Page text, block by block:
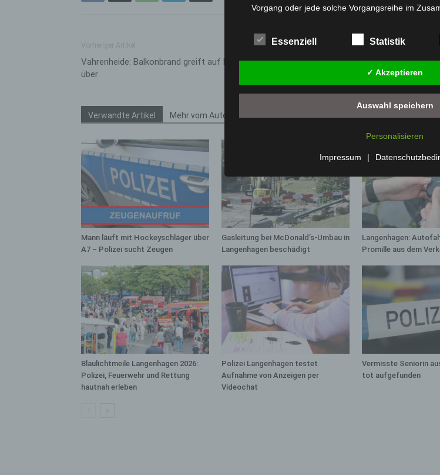
Vahrenheide: Balkonbrand greift auf Dachstuhl
über
Amtliche Verkündung in
dem 1.
Verwandte Artikel Mehr vom Autor
Mann läuft mit Hockeyschläger über
A7 – Polizei sucht Zeugen
Gasleitung bei McDonald’s-Umbau in
Langenhagen beschädigt
Langenhagen:
Promille aus dem
Blaulichtmeile Langenhagen 2026:
Polizei, Feuerwehr und Rettung
hautnah erleben
Polizei Langenhagen testet
Aufnahme von Anzeigen per
Videochat
Vermisste Seniorin
tot aufgefunden
Vorgang oder jede solche Vorgangsreihe im
das Ordnen, die Speicherung, die Anpassung
das Abfragen, die Verwendung, die Offenlegung
oder eine andere Form der Bereitstellung, den
die Einschränkung, das Löschen oder die
d) Einschränkung der
Einschränkung der Verarbeitung ist die
Profiling ist jede Art der automatisierten
Daten, die darin besteht, dass diese
werden, um bestimmte persönliche Aspekte, die
beziehen, zu bewerten, insbesondere, um Aspekte
wirtschaftlicher Lage, Gesundheit, persönlicher
Zuverlässigkeit, Verhalten, Aufenthaltsort oder
Person zu analysieren oder vorherzusagen.
f) Pseudonymisierung
Pseudonymisierung ist die Verarbeitung
Weise, auf welche die personenbezogenen Daten
zusätzlicher Informationen nicht mehr einer
zugeordnet werden können, sofern diese
aufbewahrt werden und technischen und
unterliegen, die gewährleisten, dass die
identifizierten oder identifizierbaren natürlichen
g) Verantwortlicher oder für die
Verantwortlicher oder für die Verarbeitung
oder juristische Person, Behörde, Einrichtung
Essenziell Statistik
✓ Akzeptieren
Auswahl speichern
Personalisieren
Impressum |